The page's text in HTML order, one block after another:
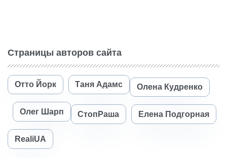
Страницы авторов сайта
Отто Йорк Таня Адамс Олена Кудренко
Олег Шарп СтопРаша Елена Подгорная
RealiUA